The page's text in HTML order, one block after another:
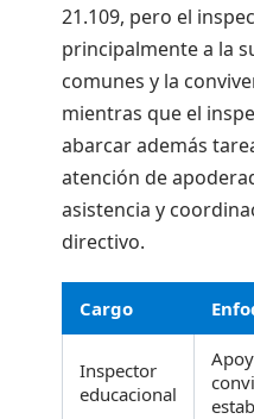
21.109, pero el
principalmente a la
comunes y la
mientras que el
abarcar además
atención de
asistencia y
directivo.
Cargo
Inspector
educacional